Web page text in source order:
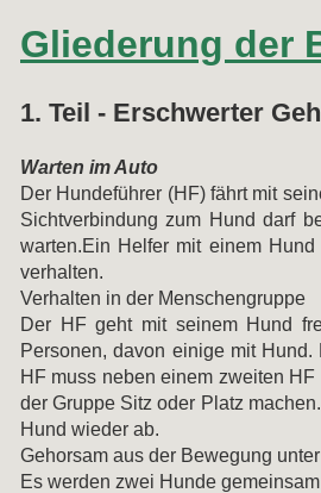
Gliederung der
1. Teil - Erschwerter
Warten im Auto
Der Hundeführer (HF) fährt mit
Sichtverbindung zum Hund darf
warten.Ein Helfer mit einem
verhalten.
Verhalten in der Menschengruppe
Der HF geht mit seinem Hund
Personen, davon einige mit
HF muss neben einem zweiten
der Gruppe Sitz oder Platz
Hund wieder ab.
Gehorsam aus der Bewegung
Es werden zwei Hunde